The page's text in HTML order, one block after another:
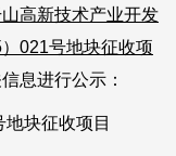
高新技术产业开发
021号地块征收项
息进行公示：
块征收项目